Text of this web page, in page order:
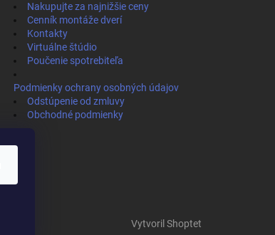
Nakupujte za najnižšie ceny
Cenník montáže dverí
Kontakty
Virtuálne štúdio
Poučenie spotrebiteľa
Podmienky ochrany osobných údajov
Odstúpenie od zmluvy
Obchodné podmienky
Vytvoril Shoptet